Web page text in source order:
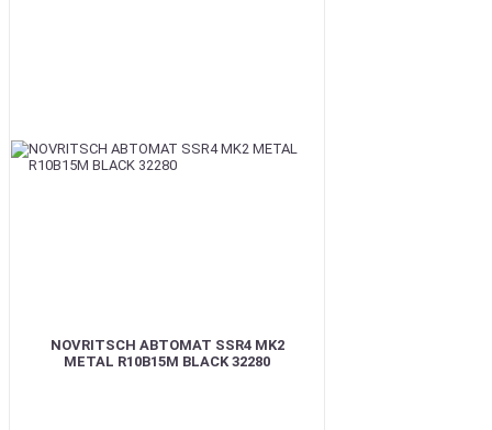
NOVRITSCH АВТОМАТ SSR4 MK2
METAL R10B15M BLACK 32280